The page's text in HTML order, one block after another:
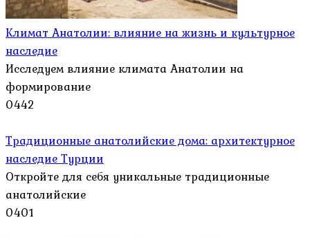
Климат Анатолии: влияние на жизнь и культурное
наследие
Исследуем влияние климата Анатолии на
формирование
0442
Традиционные анатолийские дома: архитектурное
наследие Турции
Откройте для себя уникальные традиционные
анатолийские
0401